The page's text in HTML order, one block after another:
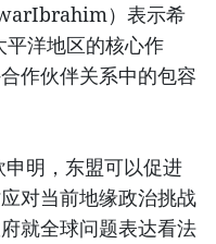
）表示希
洋地区的核心作
作伙伴关系中的包容
申明，东盟可以促进
对当前地缘政治挑战
就全球问题表达看法